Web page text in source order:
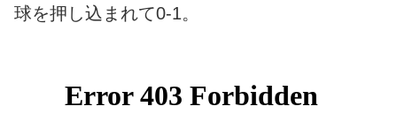
球を押し込まれて0-1。